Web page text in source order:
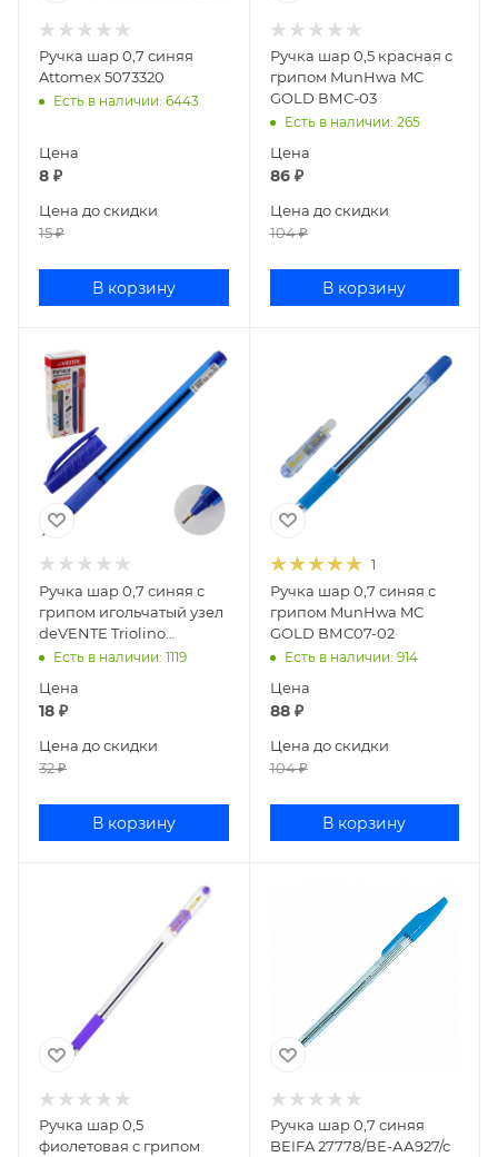
Ручка шар 0,7 синяя
Attomex 5073320
Есть в наличии: 6443
Цена
8 ₽
Цена до скидки
15₽
В корзину
Ручка шар 0,5 красная с
грипом MunHwa MC
GOLD ВМС-03
Есть в наличии: 265
Цена
86₽
Цена до скидки
104₽
В корзину
Ручка шар 0,7 синяя с
грипом игольчатый узел
deVENTE Triolino
Translucent 5073842
Есть в наличии: 1119
Цена
18 ₽
Цена до скидки
32₽
В корзину
1
Ручка шар 0,7 синяя с
грипом MunHwa MC
GOLD ВМС07-02
Есть в наличии: 914
Цена
88₽
Цена до скидки
104₽
В корзину
Ручка шар 0,5
фиолетовая с грипом
Ручка шар 0,7 синяя
BEIFA 27778/ВЕ-АА927/с